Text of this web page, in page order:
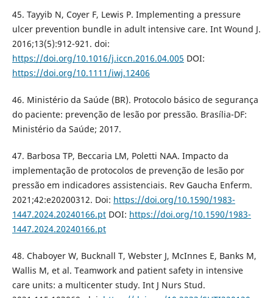
45. Tayyib N, Coyer F, Lewis P. Implementing a pressure
ulcer prevention bundle in adult intensive care. Int Wound J.
2016;13(5):912-921. doi:
https://doi.org/10.1016/j.iccn.2016.04.005 DOI:
https://doi.org/10.1111/iwj.12406
46. Ministério da Saúde (BR). Protocolo básico de segurança
do paciente: prevenção de lesão por pressão. Brasília-DF:
Ministério da Saúde; 2017.
47. Barbosa TP, Beccaria LM, Poletti NAA. Impacto da
implementação de protocolos de prevenção de lesão por
pressão em indicadores assistenciais. Rev Gaucha Enferm.
2021;42:e20200312. Doi: https://doi.org/10.1590/1983-
1447.2024.20240166.ptDOI: https://doi.org/10.1590/1983-
1447.2024.20240166.pt
48. Chaboyer W, Bucknall T, Webster J, McInnes E, Banks M,
Wallis M, et al. Teamwork and patient safety in intensive
care units: a multicenter study. Int J Nurs Stud.